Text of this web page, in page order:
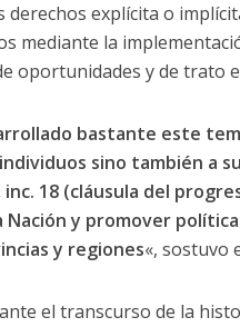
explícita o
mediante la
oportunidades y de trato
bastante este
sino también a
18 (cláusula del
y promover
y regiones«, sostuvo
el transcurso de la